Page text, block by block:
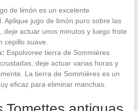
de limón es un excelente
Aplique jugo de limón puro sobre las
deje actuar unos minutos y luego frote
cepillo suave.
Espolvoree tierra de Sommières
deje actuar varias horas y
La tierra de Sommières es un
eficaz para eliminar manchas.